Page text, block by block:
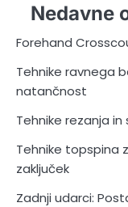
Nedavne
Forehand
Tehnike ravnega
natančnost
Tehnike rezanja
Tehnike topspina
zaključek
Zadnji udarci: